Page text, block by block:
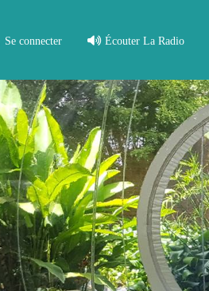
Se connecter Écouter La Radio